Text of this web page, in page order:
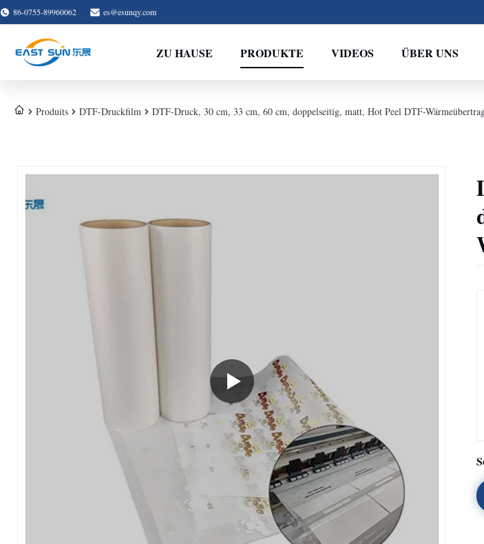
86-0755-89960062 es@esunqy.com
ZU HAUSE PRODUKTE VIDEOS ÜBER UNS
Produits DTF-Druckfilm DTF-Druck, 30 cm, 33 cm, 60 cm, doppelseitig, matt, Hot Peel DTF-